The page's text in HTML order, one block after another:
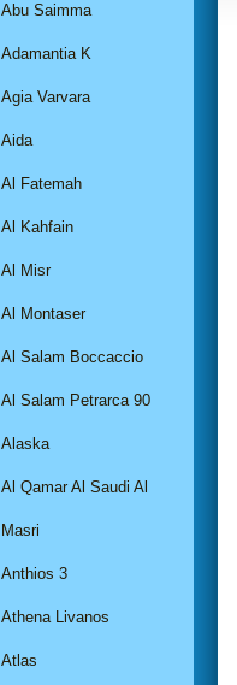
Abu Saimma
Adamantia K
Agia Varvara
Aida
Al Fatemah
Al Kahfain
Al Misr
Al Montaser
Al Salam Boccaccio
Al Salam Petrarca 90
Alaska
Al Qamar Al Saudi Al
Masri
Anthios 3
Athena Livanos
Atlas